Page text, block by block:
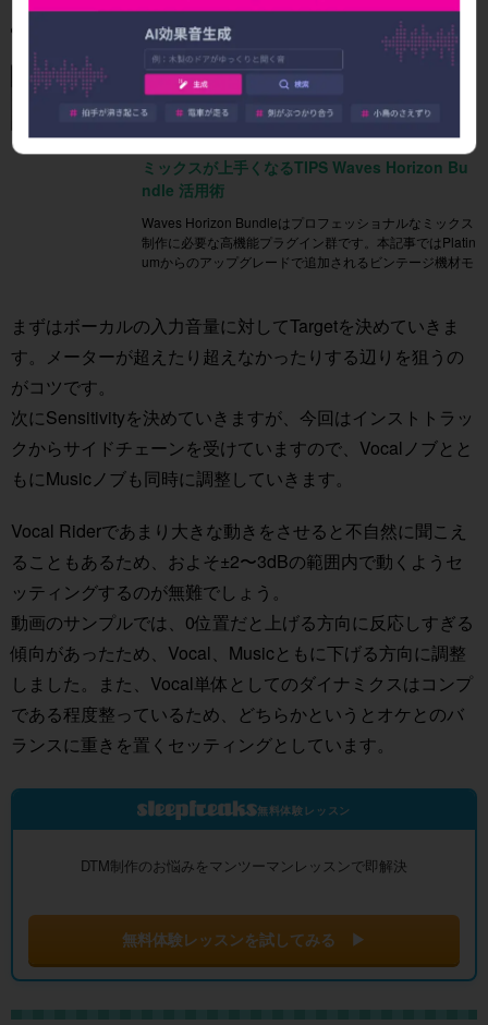
ミックスが上手くなるTIPS Waves Horizon Bu
ndle 活用術
Waves Horizon Bundleはプロフェッショナルなミックス
制作に必要な高機能プラグイン群です。本記事ではPlatin
umからのアップグレードで追加されるビンテージ機材モ
まずはボーカルの入力音量に対してTargetを決めていきま
す。メーターが超えたり超えなかったりする辺りを狙うの
がコツです。
次にSensitivityを決めていきますが、今回はインストトラッ
クからサイドチェーンを受けていますので、Vocalノブとと
もにMusicノブも同時に調整していきます。
Vocal Riderであまり大きな動きをさせると不自然に聞こえ
ることもあるため、およそ±2〜3dBの範囲内で動くようセ
ッティングするのが無難でしょう。
動画のサンプルでは、0位置だと上げる方向に反応しすぎる
傾向があったため、Vocal、Musicともに下げる方向に調整
しました。また、Vocal単体としてのダイナミクスはコンプ
である程度整っているため、どちらかというとオケとのバ
ランスに重きを置くセッティングとしています。
無料体験レッスン
DTM制作のお悩みをマンツーマンレッスンで即解決
無料体験レッスンを試してみる ▶